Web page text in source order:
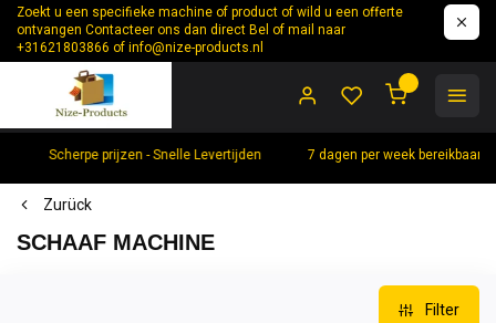
Zoekt u een specifieke machine of product of wild u een offerte
ontvangen Contacteer ons dan direct Bel of mail naar
+31621803866 ofinfo@nize-products.nl
Scherpe prijzen - Snelle Levertijden 7 dagen per week bereikbaar
Zurück
SCHAAF MACHINE
Filter